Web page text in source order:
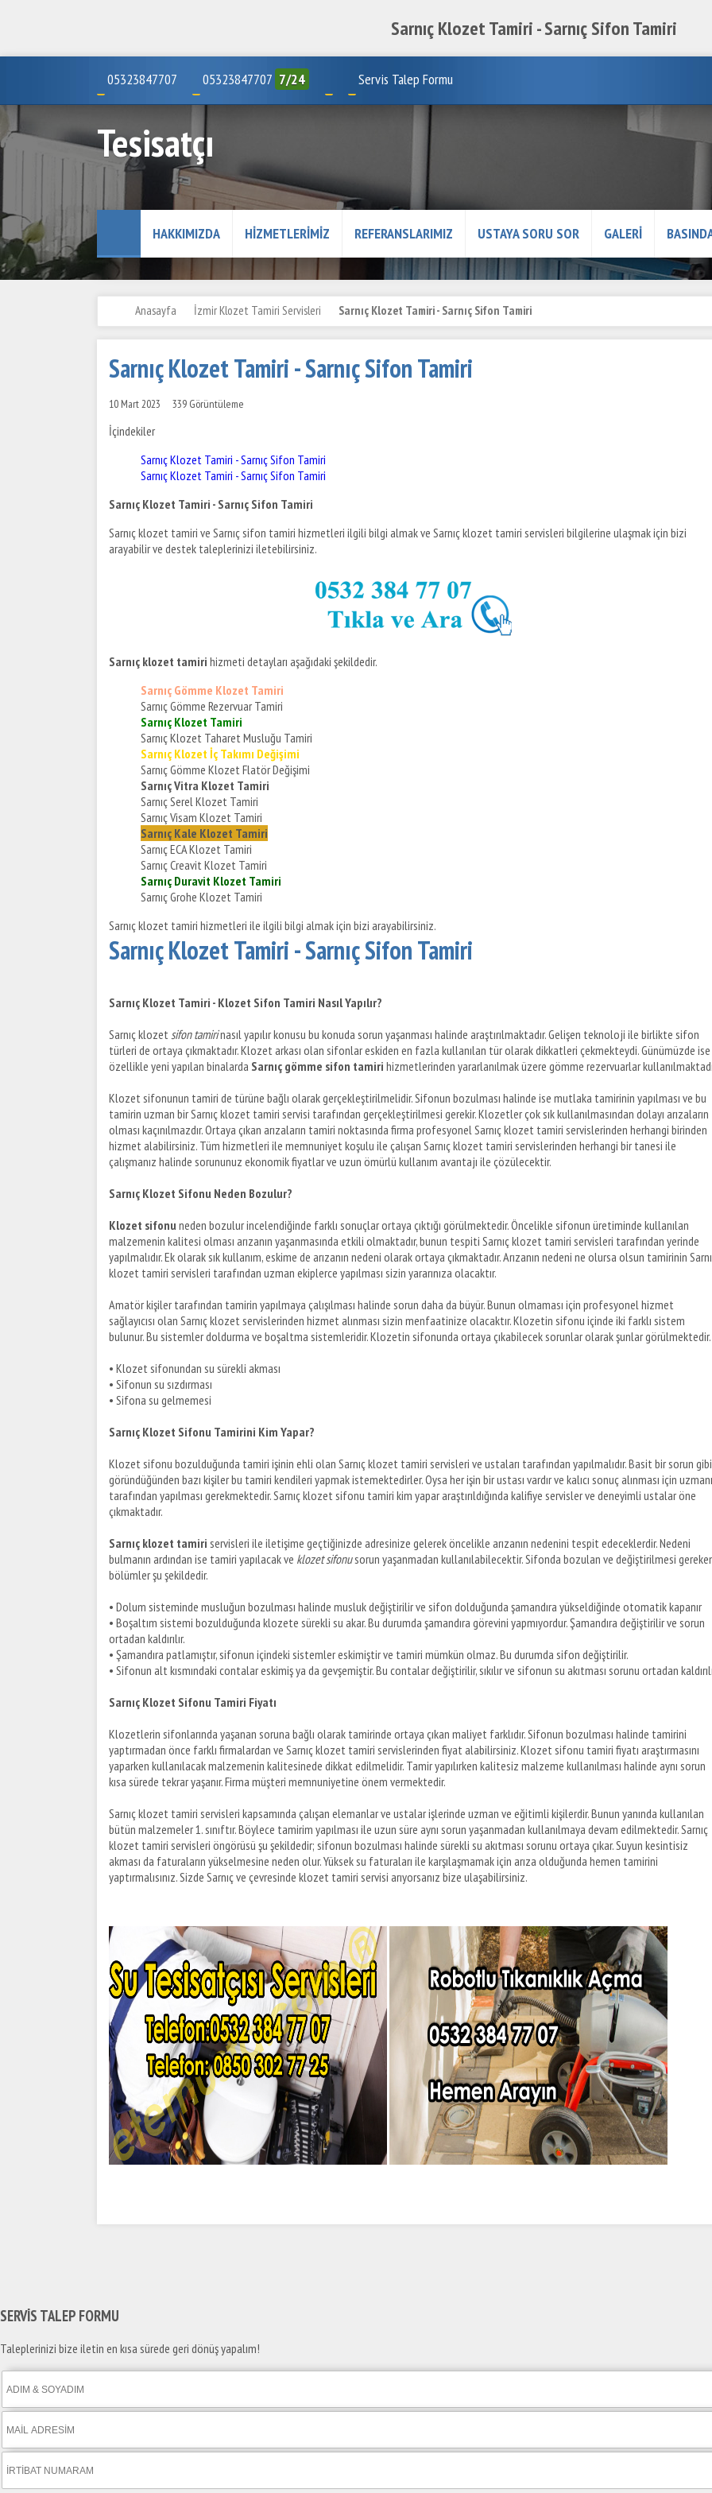
Sarnıç Klozet Tamiri - Sarnıç Sifon Tamiri
05323847707 05323847707 7/24 Servis Talep Formu
Tesisatçı
HAKKIMIZDA HIZMETLERIMIZ REFERANSLARIMIZ USTAYA SORU SOR GALERİ
Anasayfa İzmir Klozet Tamiri Servisleri Sarnıç Klozet Tamiri - Sarnıç Sifon Tamiri
Sarnıç Klozet Tamiri - Sarnıç Sifon Tamiri
10 Mart 2023 339 Görüntüleme
İçindekiler
Sarnıç Klozet Tamiri - Sarnıç Sifon Tamiri
Sarnıç Klozet Tamiri - Sarnıç Sifon Tamiri
Sarnıç Klozet Tamiri - Sarnıç Sifon Tamiri
Sarnıç klozet tamiri ve Sarnıç sifon tamiri hizmetleri ilgili bilgi almak ve Sarnıç klozet tamiri servisleri bilgilerine ulaşmak için bizi
arayabilir ve destek taleplerinizi iletebilirsiniz.
Sarnıç klozet tamiri hizmeti detayları aşağıdaki şekildedir.
Sarnıç Gömme Klozet Tamiri
Sarnıç Gömme Rezervuar Tamiri
Sarnıç Klozet Tamiri
Sarnıç Klozet Taharet Musluğu Tamiri
Sarnıç Klozet İç Takımı Değişimi
Sarnıç Gömme Klozet Flatör Değişimi
Sarnıç Vitra Klozet Tamiri
Sarnıç Serel Klozet Tamiri
Sarnıç Visam Klozet Tamiri
Sarnıç Kale Klozet Tamiri
Sarnıç ECA Klozet Tamiri
Sarnıç Creavit Klozet Tamiri
Sarnıç Duravit Klozet Tamiri
Sarnıç Grohe Klozet Tamiri
Sarnıç klozet tamiri hizmetleri ile ilgili bilgi almak için bizi arayabilirsiniz.
Sarnıç Klozet Tamiri - Sarnıç Sifon Tamiri
Sarnıç Klozet Tamiri - Klozet Sifon Tamiri Nasıl Yapılır?
Sarnıç klozet sifon tamirinasıl yapılır konusu bu konuda sorun yaşanması halinde araştırılmaktadır. Gelişen teknoloji ile birlikte sifon
türleri de ortaya çıkmaktadır. Klozet arkası olan sifonlar eskiden en fazla kullanılan tür olarak dikkatleri çekmekteydi. Günümüzde ise
özellikle yeni yapılan binalarda Sarnıç gömme sifon tamiri hizmetlerinden yararlanılmak üzere gömme rezervuarlar
Klozet sifonunun tamiri de türüne bağlı olarak gerçekleştirilmelidir. Sifonun bozulması halinde ise mutlaka tamirinin yapılması ve bu
tamirin uzman bir Sarnıç klozet tamiri servisi tarafından gerçekleştirilmesi gerekir. Klozetler çok sık kullanılmasından dolayı arızaların
olması kaçınılmazdır. Ortaya çıkan arızaların tamiri noktasında firma profesyonel Sarnıç klozet tamiri servislerinden herhangi birinden
hizmet alabilirsiniz. Tüm hizmetleri ile memnuniyet koşulu ile çalışan Sarnıç klozet tamiri servislerinden herhangi bir tanesi ile
çalışmanız halinde sorununuz ekonomik fiyatlar ve uzun ömürlü kullanım avantajı ile çözülecektir.
Sarnıç Klozet Sifonu Neden Bozulur?
Klozet sifonu neden bozulur incelendiğinde farklı sonuçlar ortaya çıktığı görülmektedir. Öncelikle sifonun üretiminde kullanılan
malzemenin kalitesi olması arızanın yaşanmasında etkili olmaktadır, bunun tespiti Sarnıç klozet tamiri servisleri tarafından yerinde
yapılmalıdır. Ek olarak sık kullanım, eskime de arızanın nedeni olarak ortaya çıkmaktadır. Arızanın nedeni ne olursa olsun tamirinin
klozet tamiri servisleri tarafından uzman ekiplerce yapılması sizin yararınıza olacaktır.
Amatör kişiler tarafından tamirin yapılmaya çalışılması halinde sorun daha da büyür. Bunun olmaması için profesyonel hizmet
sağlayıcısı olan Sarnıç klozet servislerinden hizmet alınması sizin menfaatinize olacaktır. Klozetin sifonu içinde iki farklı sistem
bulunur. Bu sistemler doldurma ve boşaltma sistemleridir. Klozetin sifonunda ortaya çıkabilecek sorunlar olarak şunlar görülmektedir.
• Klozet sifonundan su sürekli akması
• Sifonun su sızdırması
• Sifona su gelmemesi
Sarnıç Klozet Sifonu Tamirini Kim Yapar?
Klozet sifonu bozulduğunda tamiri işinin ehli olan Sarnıç klozet tamiri servisleri ve ustaları tarafından yapılmalıdır. Basit bir sorun gibi
göründüğünden bazı kişiler bu tamiri kendileri yapmak istemektedirler. Oysa her işin bir ustası vardır ve kalıcı sonuç alınması için uzmanı
tarafından yapılması gerekmektedir. Sarnıç klozet sifonu tamiri kim yapar araştırıldığında kalifiye servisler ve deneyimli ustalar öne
çıkmaktadır.
Sarnıç klozet tamiri servisleri ile iletişime geçtiğinizde adresinize gelerek öncelikle arızanın nedenini tespit edeceklerdir. Nedeni
bulmanın ardından ise tamiri yapılacak ve klozet sifonusorun yaşanmadan kullanılabilecektir. Sifonda bozulan ve değiştirilmesi
bölümler şu şekildedir.
• Dolum sisteminde musluğun bozulması halinde musluk değiştirilir ve sifon dolduğunda şamandıra yükseldiğinde otomatik kapanır
• Boşaltım sistemi bozulduğunda klozete sürekli su akar. Bu durumda şamandıra görevini yapmıyordur. Şamandıra değiştirilir ve sorun
ortadan kaldırılır.
• Şamandıra patlamıştır, sifonun içindeki sistemler eskimiştir ve tamiri mümkün olmaz. Bu durumda sifon değiştirilir.
• Sifonun alt kısmındaki contalar eskimiş ya da gevşemiştir. Bu contalar değiştirilir, sıkılır ve sifonun su akıtması sorunu ortadan
Sarnıç Klozet Sifonu Tamiri Fiyatı
Klozetlerin sifonlarında yaşanan soruna bağlı olarak tamirinde ortaya çıkan maliyet farklıdır. Sifonun bozulması halinde tamirini
yaptırmadan önce farklı firmalardan ve Sarnıç klozet tamiri servislerinden fiyat alabilirsiniz. Klozet sifonu tamiri fiyatı araştırmasını
yaparken kullanılacak malzemenin kalitesinede dikkat edilmelidir. Tamir yapılırken kalitesiz malzeme kullanılması halinde aynı sorun
kısa sürede tekrar yaşanır. Firma müşteri memnuniyetine önem vermektedir.
Sarnıç klozet tamiri servisleri kapsamında çalışan elemanlar ve ustalar işlerinde uzman ve eğitimli kişilerdir. Bunun yanında kullanılan
bütün malzemeler 1. sınıftır. Böylece tamirim yapılması ile uzun süre aynı sorun yaşanmadan kullanılmaya devam edilmektedir. Sarnıç
klozet tamiri servisleri öngörüsü şu şekildedir; sifonun bozulması halinde sürekli su akıtması sorunu ortaya çıkar. Suyun kesintisiz
akması da faturaların yükselmesine neden olur. Yüksek su faturaları ile karşılaşmamak için arıza olduğunda hemen tamirini
yaptırmalısınız. Sizde Sarnıç ve çevresinde klozet tamiri servisi arıyorsanız bize ulaşabilirsiniz.
SERVİS TALEP FORMU
Taleplerinizi bize iletin en kısa sürede geri dönüş yapalım!